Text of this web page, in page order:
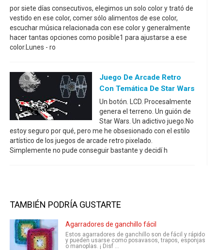
por siete días consecutivos, elegimos un solo color y trató de
vestido en ese color, comer sólo alimentos de ese color,
escuchar música relacionada con ese color y generalmente
hacer tantas opciones como posible1 para ajustarse a ese
color.Lunes - ro
Juego De Arcade Retro
Con Temática De Star Wars
Un botón. LCD. Procesalmente
genera el terreno. Un guión de
Star Wars. Un adictivo juego.No
estoy seguro por qué, pero me he obsesionado con el estilo
artístico de los juegos de arcade retro pixelado.
Simplemente no pude conseguir bastante y decidí h
TAMBIÉN PODRÍA GUSTARTE
Agarradores de ganchillo fácil
Estos agarradores de ganchillo son de fácil y rápido
y pueden usarse como posavasos, trapos, esponjas
o manoplas. ¡ Disf ...